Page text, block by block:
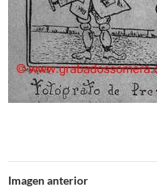
Imagen anterior